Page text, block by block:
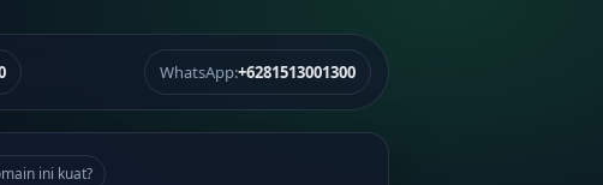
WhatsApp:+6281513001300
ini kuat?